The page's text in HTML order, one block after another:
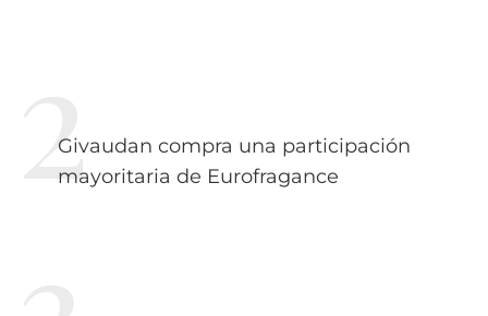
Givaudan compra una participación
mayoritaria de Eurofragance